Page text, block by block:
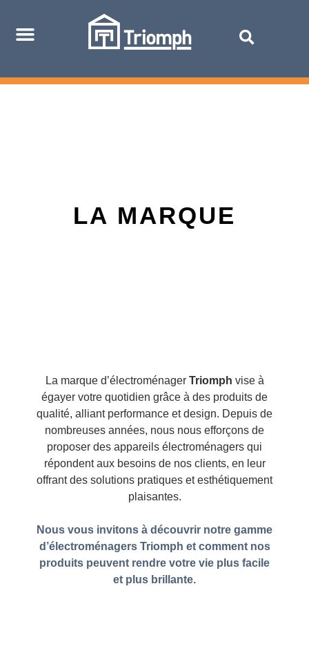
LA MARQUE
La marque d’électroménager Triomph vise à
égayer votre quotidien grâce à des produits de
qualité, alliant performance et design. Depuis de
nombreuses années, nous nous efforçons de
proposer des appareils électroménagers qui
répondent aux besoins de nos clients, en leur
offrant des solutions pratiques et esthétiquement
plaisantes.
Nous vous invitons à découvrir notre gamme
d’électroménagers Triomph et comment nos
produits peuvent rendre votre vie plus facile
et plus brillante.